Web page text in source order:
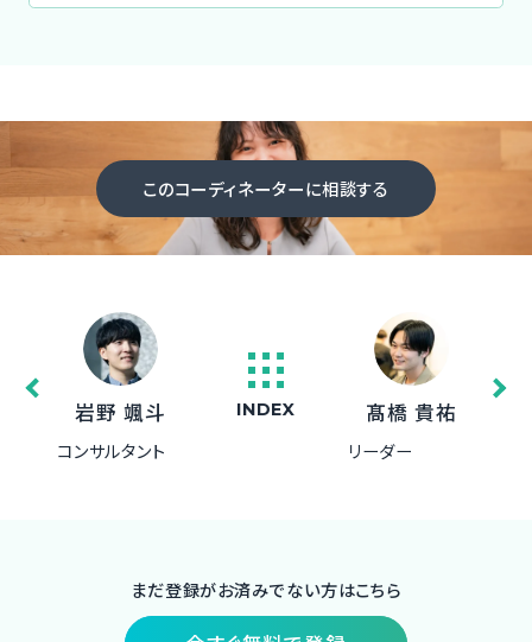
このコーディネーターに相談する
岩野 颯斗
コンサルタント
INDEX 髙橋 貴祐
リーダー
まだ登録がお済みでない方はこちら